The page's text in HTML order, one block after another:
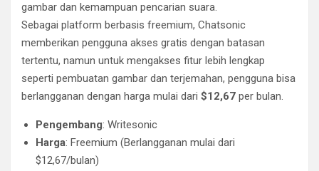
gambar dan kemampuan pencarian suara.
Sebagai platform berbasis freemium, Chatsonic
memberikan pengguna akses gratis dengan batasan
tertentu, namun untuk mengakses fitur lebih lengkap
seperti pembuatan gambar dan terjemahan, pengguna bisa
berlangganan dengan harga mulai dari $12,67 per bulan.
Pengembang: Writesonic
Harga: Freemium (Berlangganan mulai dari
$12,67/bulan)